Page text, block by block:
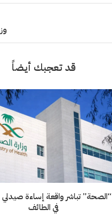
قد تعجبك أيضاً
“الصحة” تباشر واقعة إساءة
في الطائف